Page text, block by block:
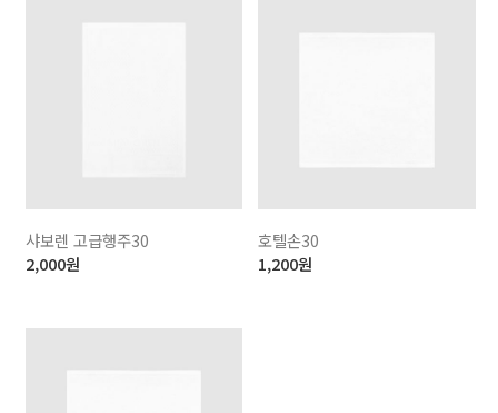
샤보렌 고급행주30
2,000원
호텔손30
1,200원